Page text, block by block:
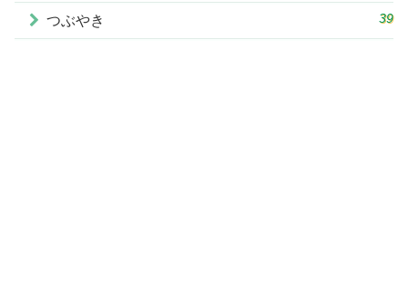
つぶやき 39